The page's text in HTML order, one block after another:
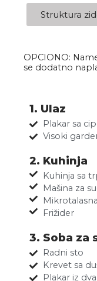
Struktura
OPCIONO:
se dodatno
1. Ulaz
Plakar sa
Visoki
2. Kuhinja
Kuhinja sa
Mašina za
Frižider
3. Soba za
Radni sto
Krevet sa
Plakar iz